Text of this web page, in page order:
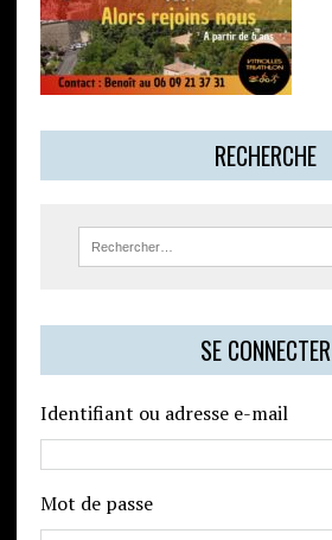
RECHERCHE
SE CONNECTER
Identifiant ou adresse e-mail
Mot de passe